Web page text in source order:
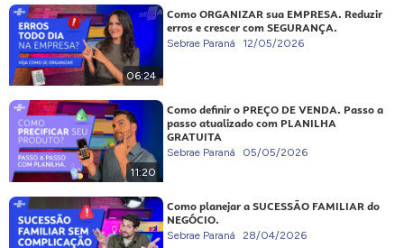
06:24
Como ORGANIZAR sua EMPRESA. Reduzir
erros e crescer com SEGURANÇA.
Sebrae Paraná 12/05/2026
11:20
Como definir o PREÇO DE VENDA. Passo a
passo atualizado com PLANILHA
GRATUITA
Sebrae Paraná 05/05/2026
Como planejar a SUCESSÃO FAMILIAR do
NEGÓCIO.
Sebrae Paraná 28/04/2026